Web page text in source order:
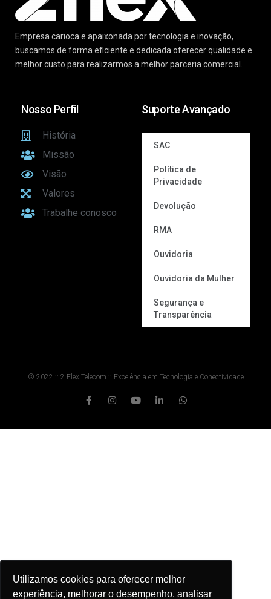
Utilizamos cookies para oferecer melhor
experiência, melhorar o desempenho, analisar
Empresa carioca e apaixonada por tecnologia e inovação,
buscamos de forma eficiente e dedicada oferecer qualidade e
melhor custo para realizarmos a melhor parceria comercial.
Nosso Perfil
História
Missão
Visão
Valores
Trabalhe conosco
Suporte Avançado
SAC
Política de
Privacidade
Devolução
RMA
Ouvidoria
Ouvidoria da Mulher
Segurança e
Transparência
© 2022 :: 2 Flex Telecom :: Excelência em Tecnologia e Conectividade